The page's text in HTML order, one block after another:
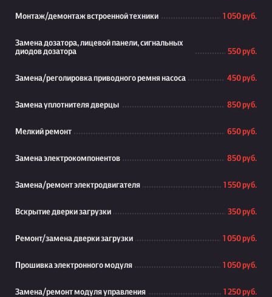
Монтаж/демонтаж встроенной техники 1 050 руб.
Замена дозатора, лицевой панели, сигнальных
диодов дозатора
550 руб.
Замена/реголировка приводного ремня насоса 450 руб.
Замена уплотнителя дверцы 850 руб.
Мелкий ремонт 650 руб.
Замена электрокомпонентов 850 руб.
Замена/ремонт электродвигателя 1 550 руб.
Вскрытие дверки загрузки 350 руб.
Ремонт/замена дверки загрузки 1 050 руб.
Прошивка электронного модуля 1 050 руб.
Замена/ремонт модуля управления 1 250 руб.